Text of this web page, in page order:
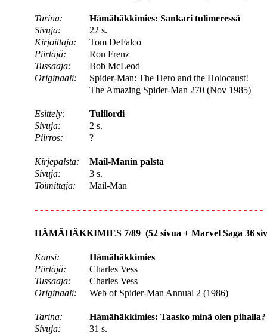
Tarina:
Hämähäkkimies: Sankari tulimeressä
Sivuja:
22 s.
Kirjoittaja:
Tom DeFalco
Piirtäjä:
Ron Frenz
Tussaaja:
Bob McLeod
Originaali:
Spider-Man: The Hero and the Holocaust!
The Amazing Spider-Man 270 (Nov 1985)
Esittely:
Tulilordi
Sivuja:
2 s.
Piirros:
?
Kirjepalsta:
Mail-Manin palsta
Sivuja:
3 s.
Toimittaja:
Mail-Man
- - - - - - - - - - - - - - - - - - - - - - - - - - - - - - - - - - - - - - - - - - -
HÄMÄHÄKKIMIES 7/89 (52 sivua + Marvel Saga 36
Kansi:
Hämähäkkimies
Piirtäjä:
Charles Vess
Tussaaja:
Charles Vess
Originaali:
Web of Spider-Man Annual 2 (1986)
Tarina:
Hämähäkkimies: Taasko minä olen pihalla?
Sivuja:
31 s.